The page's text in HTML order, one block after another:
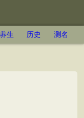
养生 历史 测名